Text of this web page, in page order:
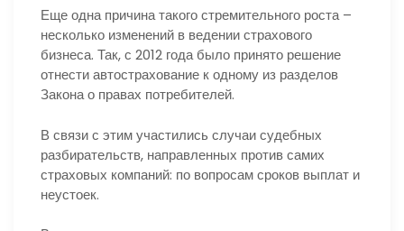
Еще одна причина такого стремительного роста –
несколько изменений в ведении страхового
бизнеса. Так, с 2012 года было принято решение
отнести автострахование к одному из разделов
Закона о правах потребителей.
В связи с этим участились случаи судебных
разбирательств, направленных против самих
страховых компаний: по вопросам сроков выплат и
неустоек.